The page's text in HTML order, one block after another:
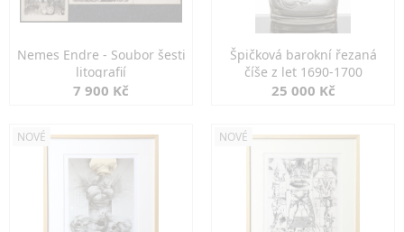
Nemes Endre - Soubor šesti
litografií
7 900 Kč
Špičková barokní řezaná
číše z let 1690-1700
25 000 Kč
NOVÉ NOVÉ